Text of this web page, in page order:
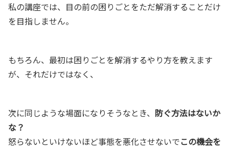
私の講座では、目の前の困りごとをただ解消することだけ
を目指しません。
もちろん、最初は困りごとを解消するやり方を教えます
が、それだけではなく、
次に同じような場面になりそうなとき、 防ぐ方法はないか
な？
怒らないといけないほど事態を悪化させないでこの機会を